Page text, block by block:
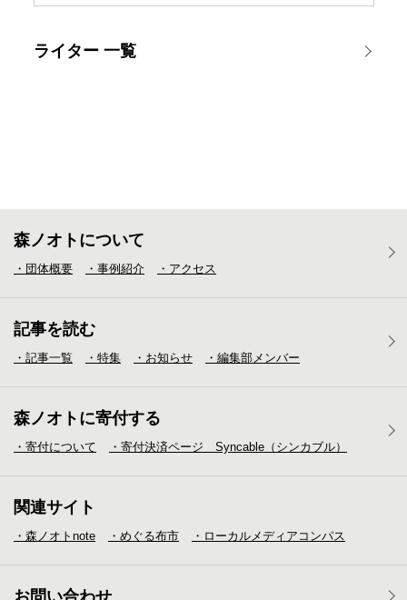
ライター 一覧
森ノオトについて
・団体概要 ・事例紹介 ・アクセス
記事を読む
・記事一覧 ・特集 ・お知らせ ・編集部メンバー
森ノオトに寄付する
・寄付について ・寄付決済ページ Syncable（シンカブル）
関連サイト
・森ノオトnote ・めぐる布市 ・ローカルメディア コンパス
お問い合わせ